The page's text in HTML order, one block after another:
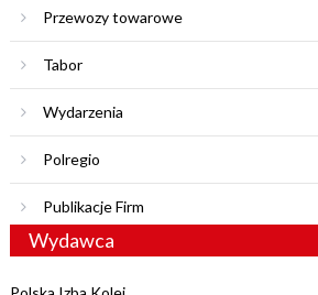
Przewozy towarowe
Tabor
Wydarzenia
Polregio
Publikacje Firm
Wydawca